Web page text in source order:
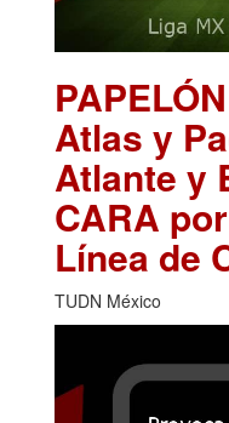
Atlas y
Atlante y
CARA
Línea de
TUDN México